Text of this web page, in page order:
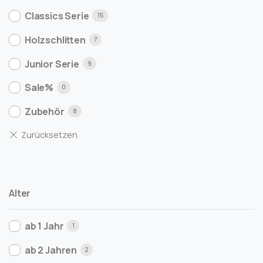
Classics Serie 15
Holzschlitten 7
Junior Serie 9
Sale% 0
Zubehör 8
Alter
ab 1 Jahr 1
ab 2 Jahren 2